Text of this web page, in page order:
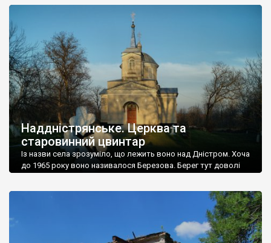
старовинний цвинтар із кам’яними хрестами. Всі епітафії, які
збереглися, написані кирилицею, церковнослов’янською
мовою. За всіма традиційними ознаками – цвинтар
український. Хрести датуються 19 століттям. У 1924-1940
роках Болган […]
Наддністрянське. Церква та
старовинний цвинтар
Із назви села зрозуміло, що лежить воно над Дністром. Хоча
до 1965 року воно називалося Березова. Берег тут доволі
Наддністрянське відрізняється від більшості навколишніх
сіл. У селі є мурована Михайлівська церква. Точної дати […]